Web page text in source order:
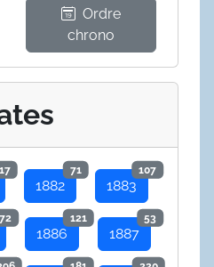
Ordre
chrono
17
1882
71
1883
107
72
1886
121
1887
53